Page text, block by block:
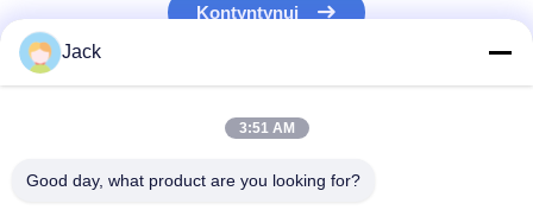
Kontyntynuj
Jack
3:51 AM
Good day, what product are you looking for?